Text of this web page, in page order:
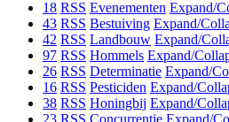
18 RSS Evenementen Expand/
43 RSS Bestuiving Expand/
42 RSS Landbouw Expand/
97 RSS Hommels Expand/
26 RSS Determinatie Expand/
16 RSS Pesticiden Expand/
38 RSS Honingbij Expand/
23 RSS Concurrentie Expand/